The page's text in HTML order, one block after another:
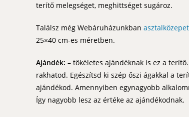
terítő melegséget, meghittséget sugároz.
Találsz még Webáruházunkban
25×40 cm-es méretben.
Ajándék: – tökéletes ajándéknak is ez a
rakhatod. Egészítsd ki szép őszi ágakkal a
ajándékod. Amennyiben egynagyobb
Így nagyobb lesz az értéke az ajándékodnak.